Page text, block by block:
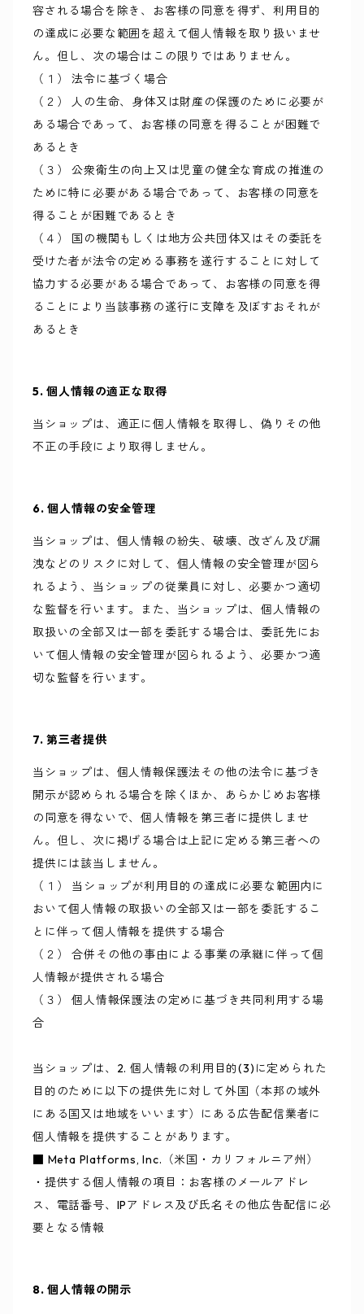
容される場合を除き、お客様の同意を得ず、利用目的
の達成に必要な範囲を超えて個人情報を取り扱いませ
ん。但し、次の場合はこの限りではありません。
（１） 法令に基づく場合
（２） 人の生命、身体又は財産の保護のために必要が
ある場合であって、お客様の同意を得ることが困難で
あるとき
（３） 公衆衛生の向上又は児童の健全な育成の推進の
ために特に必要がある場合であって、お客様の同意を
得ることが困難であるとき
（４） 国の機関もしくは地方公共団体又はその委託を
受けた者が法令の定める事務を遂行することに対して
協力する必要がある場合であって、お客様の同意を得
ることにより当該事務の遂行に支障を及ぼすおそれが
あるとき
5. 個人情報の適正な取得
当ショップは、適正に個人情報を取得し、偽りその他
不正の手段により取得しません。
6. 個人情報の安全管理
当ショップは、個人情報の紛失、破壊、改ざん及び漏
洩などのリスクに対して、個人情報の安全管理が図ら
れるよう、当ショップの従業員に対し、必要かつ適切
な監督を行います。また、当ショップは、個人情報の
取扱いの全部又は一部を委託する場合は、委託先にお
いて個人情報の安全管理が図られるよう、必要かつ適
切な監督を行います。
7. 第三者提供
当ショップは、個人情報保護法その他の法令に基づき
開示が認められる場合を除くほか、あらかじめお客様
の同意を得ないで、個人情報を第三者に提供しませ
ん。但し、次に掲げる場合は上記に定める第三者への
提供には該当しません。
（１） 当ショップが利用目的の達成に必要な範囲内に
おいて個人情報の取扱いの全部又は一部を委託するこ
とに伴って個人情報を提供する場合
（２） 合併その他の事由による事業の承継に伴って個
人情報が提供される場合
（３） 個人情報保護法の定めに基づき共同利用する場
合
当ショップは、2. 個人情報の利用目的(3)に定められた
目的のために以下の提供先に対して外国（本邦の域外
にある国又は地域をいいます）にある広告配信業者に
個人情報を提供することがあります。
■ Meta Platforms, Inc.（米国・カリフォルニア州）
・提供する個人情報の項目：お客様のメールアドレ
ス、電話番号、IPアドレス及び氏名その他広告配信に必
要となる情報
8. 個人情報の開示